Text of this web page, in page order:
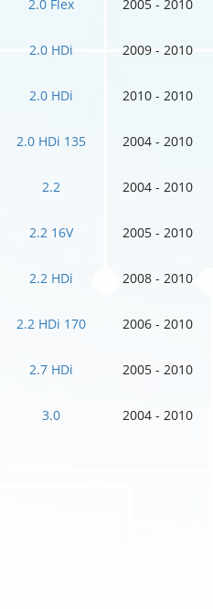
2.0 Flex 2005 - 2010
2.0 HDi 2009 - 2010
2.0 HDi 2010 - 2010
2.0 HDi 135 2004 - 2010
2.2 2004 - 2010
2.2 16V 2005 - 2010
2.2 HDi 2008 - 2010
2.2 HDi 170 2006 - 2010
2.7 HDi 2005 - 2010
3.0 2004 - 2010